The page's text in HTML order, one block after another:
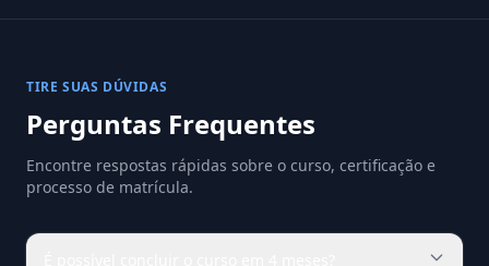
TIRE SUAS DÚVIDAS
Perguntas Frequentes
Encontre respostas rápidas sobre o curso, certificação e
processo de matrícula.